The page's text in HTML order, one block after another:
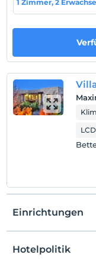
Einchecken
Nach 14:00
Check-out
Vor 11:00
Haustiere sind
Check-in Stunden
Kind(er)
Der Aufenthalt für
kostenlos.
1 für jedes
2 für jedes
1 Zimmer, 2
Einrichtungen
Hotelpolitik